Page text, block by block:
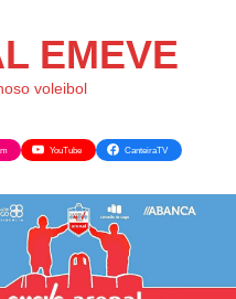
EMEVE
voleibol
YouTube CanteiraTV